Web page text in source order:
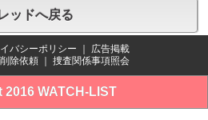
ッドへ戻る
バシーポリシー
広告掲載
削除依頼 捜査関係事項照会
WATCH-LIST